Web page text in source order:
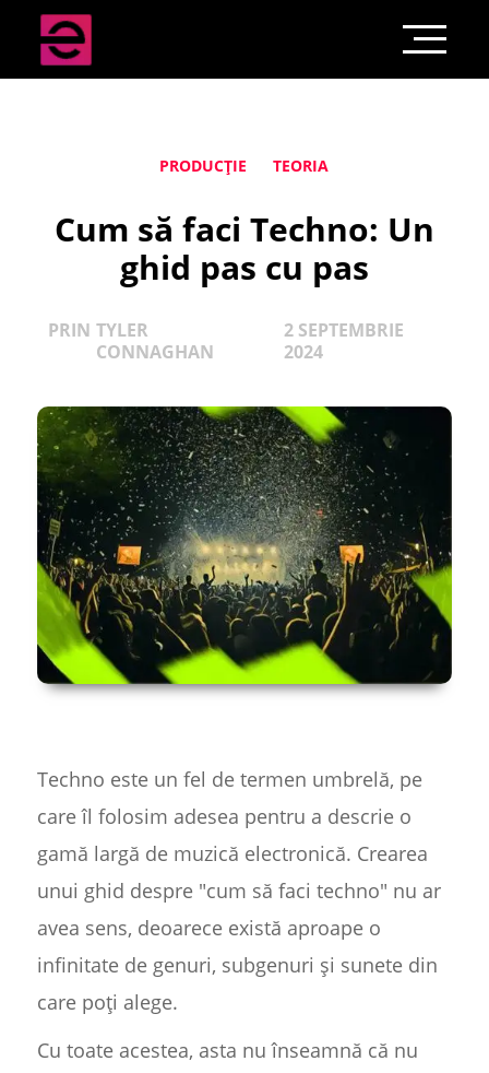
PRODUCȚIE TEORIA
Cum să faci Techno: Un
ghid pas cu pas
PRIN TYLER
CONNAGHAN
2 SEPTEMBRIE
2024
Techno este un fel de termen umbrelă, pe
care îl folosim adesea pentru a descrie o
gamă largă de muzică electronică. Crearea
unui ghid despre "cum să faci techno" nu ar
avea sens, deoarece există aproape o
infinitate de genuri, subgenuri și sunete din
care poți alege.
Cu toate acestea, asta nu înseamnă că nu